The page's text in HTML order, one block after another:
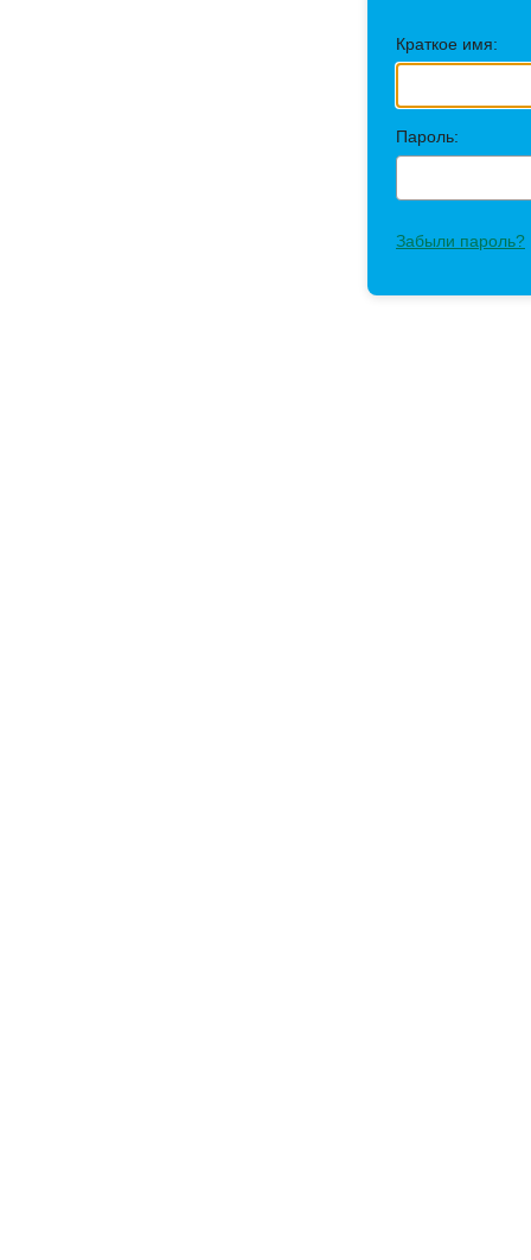
Краткое имя:
Пароль:
Забыли пароль?